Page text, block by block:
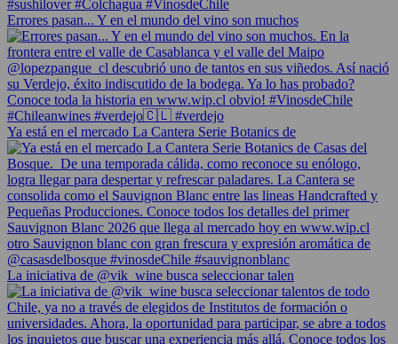
Errores pasan... Y en el mundo del vino son muchos
Ya está en el mercado La Cantera Serie Botanics de
La iniciativa de @vik_wine busca seleccionar talen